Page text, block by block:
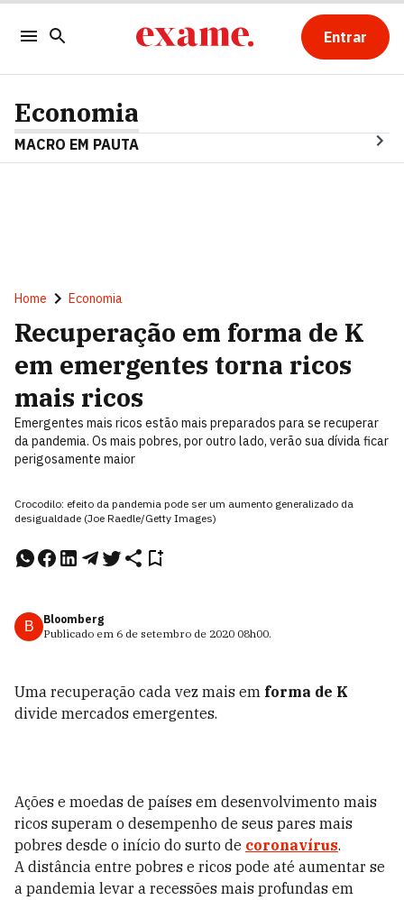
Entrar
Economia
MACRO EM PAUTA
Home Economia
Recuperação em forma de K
em emergentes torna ricos
mais ricos
Emergentes mais ricos estão mais preparados para se recuperar
da pandemia. Os mais pobres, por outro lado, verão sua dívida ficar
perigosamente maior
Crocodilo: efeito da pandemia pode ser um aumento generalizado da
desigualdade (Joe Raedle/Getty Images)
B
Bloomberg
Publicado em 6 de setembro de 2020 08h00.
Uma recuperação cada vez mais em forma de K
divide mercados emergentes.
Ações e moedas de países em desenvolvimento mais
ricos superam o desempenho de seus pares mais
pobres desde o início do surto de coronavírus.
A distância entre pobres e ricos pode até aumentar se
a pandemia levar a recessões mais profundas em